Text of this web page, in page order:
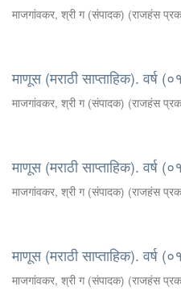
माजगांवकर, श्री ग (संपादक) (राजहंस
माणूस (मराठी साप्ताहिक). वर्ष
माजगांवकर, श्री ग (संपादक) (राजहंस
माणूस (मराठी साप्ताहिक). वर्ष
माजगांवकर, श्री ग (संपादक) (राजहंस
माणूस (मराठी साप्ताहिक). वर्ष
माजगांवकर, श्री ग (संपादक) (राजहंस